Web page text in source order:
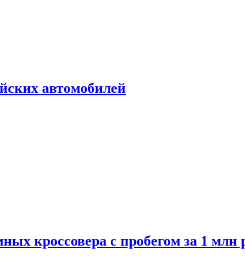
автомобилей
кроссовера с пробегом за 1 млн